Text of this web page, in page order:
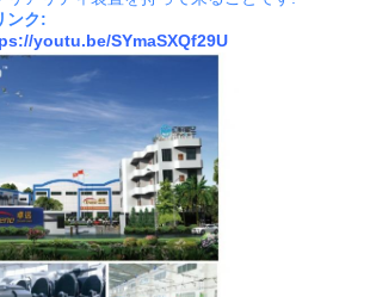
ンク:
youtu.be/SYmaSXQf29U